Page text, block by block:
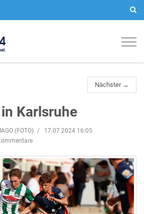
Nächster →
Karlsruhe
(FOTO)
17.07.2024 16:05